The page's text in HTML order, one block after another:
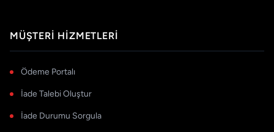
MÜŞTERI HIZMETLERI
Ödeme Portalı
İade Talebi Oluştur
İade Durumu Sorgula